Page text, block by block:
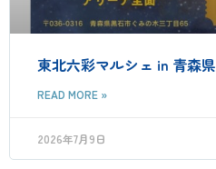
東北六彩マルシェ in 青森県
READ MORE »
2026年7月9日